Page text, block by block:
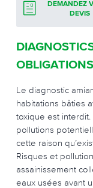
DEMANDEZ
DEVIS
OBLIGATIONS
Le diagnostic
habitations bâties
toxique est
pollutions
cette raison
Risques et
assainissement
eaux usées avant